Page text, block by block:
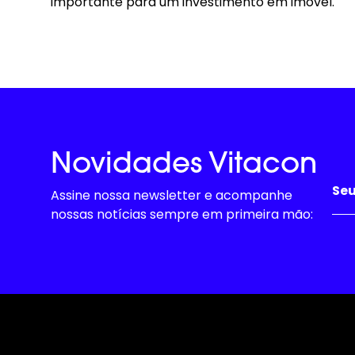
Novidades Vitacon
Assine nossa newsletter e acompanhe
nossas notícias sempre em primeira mão: